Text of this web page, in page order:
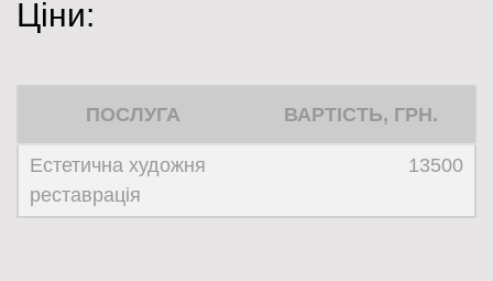
Ціни:
ПОСЛУГА ВАРТІСТЬ, ГРН.
Естетична художня
реставрація
13500